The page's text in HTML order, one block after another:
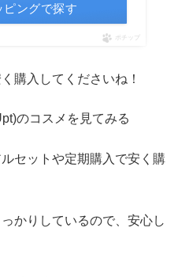
ピングで探す
ポチップ
購入してくださいね！
のコスメを見てみる
セットや定期購入で安く購
かりしているので、安心し